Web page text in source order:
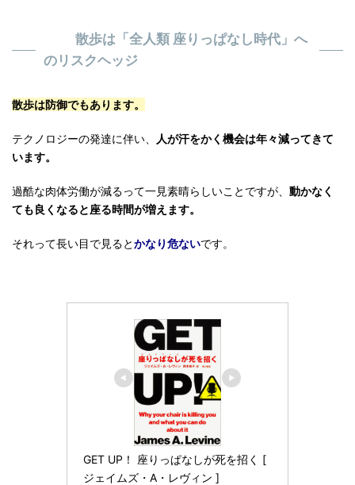
散歩は「全人類 座りっぱなし時代」へ
のリスクヘッジ
散歩は防御でもあります。
テクノロジーの発達に伴い、
人が汗をかく機会は年々減ってきて
います。
過酷な肉体労働が減るって一見素晴らしいことですが、 動かなく
ても良くなると座る時間が増えます。
それって長い目で見るとかなり危ないです。
GET UP！ 座りっぱなしが死を招く [
ジェイムズ・A・レヴィン ]